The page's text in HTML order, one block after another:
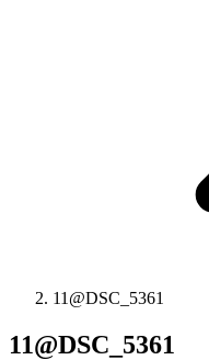
11@DSC_5361
11@DSC_5361